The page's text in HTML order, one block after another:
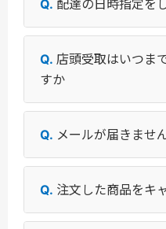
配達の日時指定を
店頭受取はいつま
すか
メールが届きませ
注文した商品をキ